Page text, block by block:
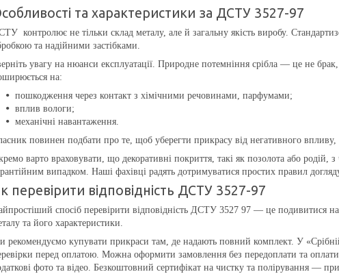
та характеристики за ДСТУ 3527-97
контролює не тільки склад металу, але й загальну якість виробу.
та надійними застібками.
увагу на нюанси експлуатації. Природне потемніння срібла — це не
на:
пошкодження через контакт з хімічними речовинами, парфумами;
вплив вологи;
механічні навантаження.
повинен подбати про те, щоб уберегти прикрасу від негативного
варто враховувати, що декоративні покриття, такі як позолота або родій,
випадком. Наші фахівці радять дотримуватися простих правил
перевірити відповідність ДСТУ 3527-97
спосіб перевірити відповідність ДСТУ 3527 97 — це подивитися
та його характеристики.
рекомендуємо купувати прикраси там, де надають повний комплект. У
перед оплатою. Можна оформити замовлення без передоплати та
фото та відео. Безкоштовний сертифікат на чистку та полірування —